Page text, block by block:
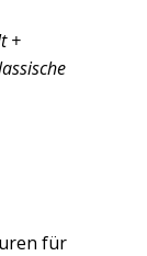
+
für